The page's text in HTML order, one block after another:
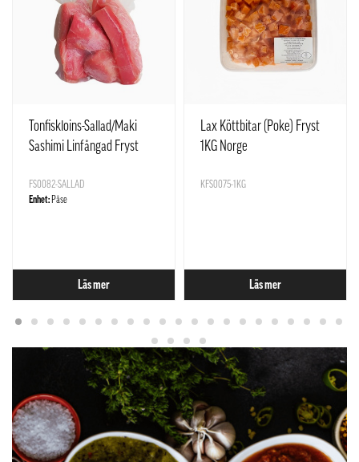
Tonfiskloins-Sallad/Maki
Sashimi Linfångad Fryst
FS0082-SALLAD
Enhet: Påse
Läs mer
Lax Köttbitar (Poke) Fryst
1KG Norge
KFS0075-1KG
Läs mer